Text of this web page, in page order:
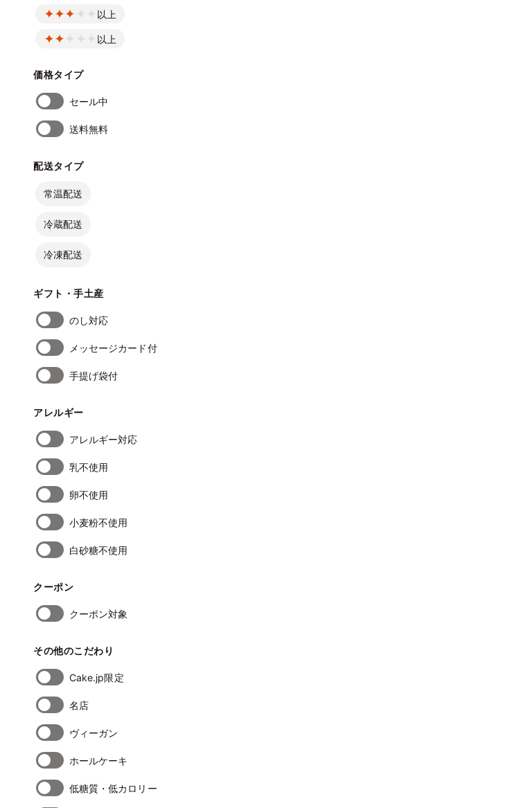
以上
以上
価格タイプ
セール中
送料無料
配送タイプ
常温配送
冷蔵配送
冷凍配送
ギフト・手土産
のし対応
メッセージカード付
手提げ袋付
アレルギー
アレルギー対応
乳不使用
卵不使用
小麦粉不使用
白砂糖不使用
クーポン
クーポン対象
その他のこだわり
Cake.jp限定
名店
ヴィーガン
ホールケーキ
低糖質・低カロリー